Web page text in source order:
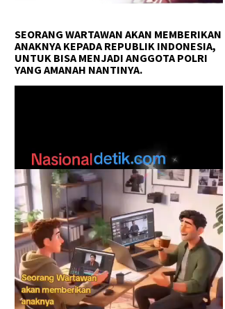
SEORANG WARTAWAN AKAN MEMBERIKAN
ANAKNYA KEPADA REPUBLIK INDONESIA,
UNTUK BISA MENJADI ANGGOTA POLRI
YANG AMANAH NANTINYA.